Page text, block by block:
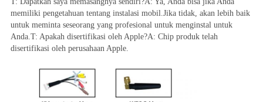
memiliki pengetahuan tentang instalasi mobil.Jika tidak, akan lebih baik
untuk meminta seseorang yang profesional untuk menginstal untuk
Anda.T: Apakah disertifikasi oleh Apple?A: Chip produk telah
disertifikasi oleh perusahaan Apple.